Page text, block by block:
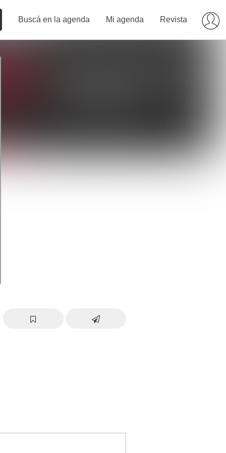
Buscá en la agenda Mi agenda Revista